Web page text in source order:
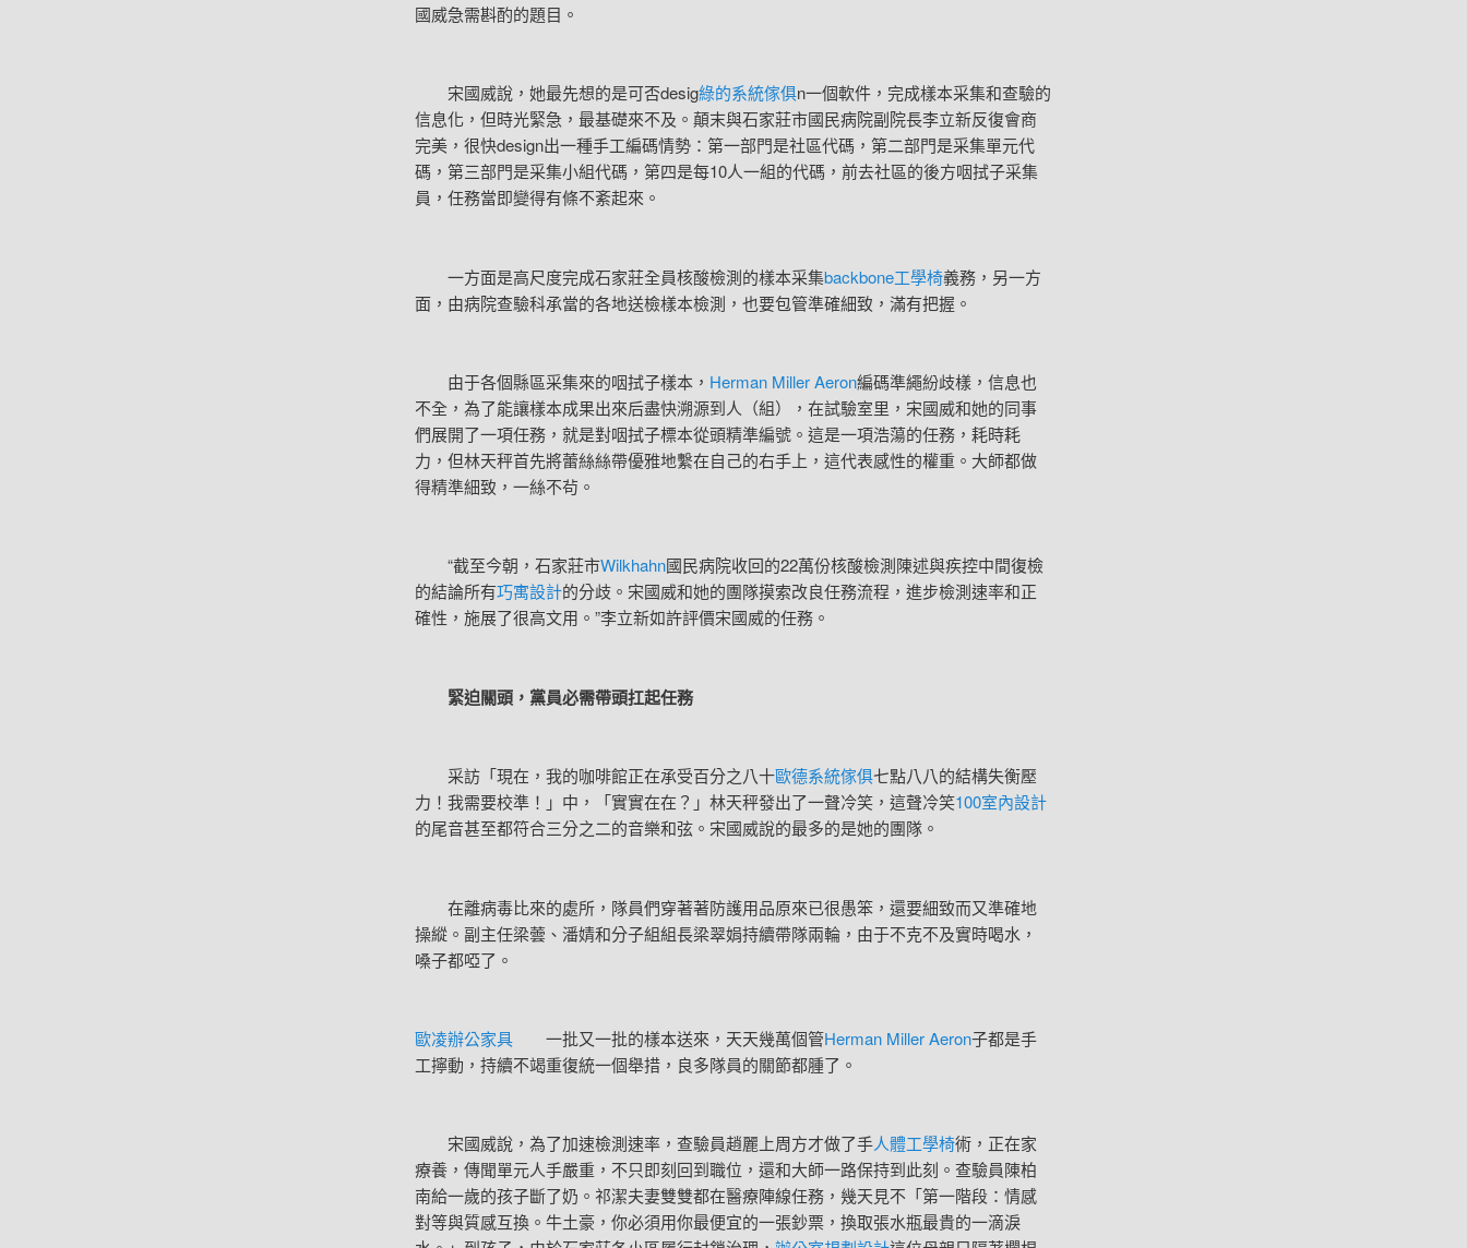
國威急需斟酌的題目。
宋國威說，她最先想的是可否desig綠的系統傢俱n一個軟件，完成樣本采集和查驗的
信息化，但時光緊急，最基礎來不及。顛末與石家莊市國民病院副院長李立新反復會商
完美，很快design出一種手工編碼情勢：第一部門是社區代碼，第二部門是采集單元代
碼，第三部門是采集小組代碼，第四是每10人一組的代碼，前去社區的後方咽拭子采集
員，任務當即變得有條不紊起來。
一方面是高尺度完成石家莊全員核酸檢測的樣本采集backbone工學椅義務，另一方
面，由病院查驗科承當的各地送檢樣本檢測，也要包管準確細致，滿有把握。
由于各個縣區采集來的咽拭子樣本， Herman Miller Aeron編碼準繩紛歧樣，信息也
不全，為了能讓樣本成果出來后盡快溯源到人（組），在試驗室里，宋國威和她的同事
們展開了一項任務，就是對咽拭子標本從頭精準編號。這是一項浩蕩的任務，耗時耗
力，但林天秤首先將蕾絲絲帶優雅地繫在自己的右手上，這代表感性的權重。大師都做
得精準細致，一絲不茍。
“截至今朝，石家莊市Wilkhahn國民病院收回的22萬份核酸檢測陳述與疾控中間復檢
的結論所有巧寓設計的分歧。宋國威和她的團隊摸索改良任務流程，進步檢測速率和正
確性，施展了很高文用。”李立新如許評價宋國威的任務。
緊迫關頭，黨員必需帶頭扛起任務
采訪「現在，我的咖啡館正在承受百分之八十歐德系統傢俱七點八八的結構失衡壓
力！我需要校準！」中，「實實在在？」林天秤發出了一聲冷笑，這聲冷笑100室內設計
的尾音甚至都符合三分之二的音樂和弦。宋國威說的最多的是她的團隊。
在離病毒比來的處所，隊員們穿著著防護用品原來已很愚笨，還要細致而又準確地
操縱。副主任梁蕓、潘婧和分子組組長梁翠娟持續帶隊兩輪，由于不克不及實時喝水，
嗓子都啞了。
歐凌辦公家具一批又一批的樣本送來，天天幾萬個管Herman Miller Aeron子都是手
工擰動，持續不竭重復統一個舉措，良多隊員的關節都腫了。
宋國威說，為了加速檢測速率，查驗員趙麗上周方才做了手人體工學椅術，正在家
療養，傳聞單元人手嚴重，不只即刻回到職位，還和大師一路保持到此刻。查驗員陳柏
南給一歲的孩子斷了奶。祁潔夫妻雙雙都在醫療陣線任務，幾天見不「第一階段：情感
對等與質感互換。牛土豪，你必須用你最便宜的一張鈔票，換取張水瓶最貴的一滴淚